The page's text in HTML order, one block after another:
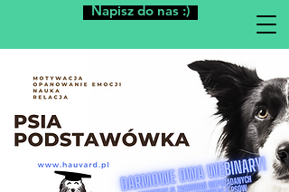
Napisz do nas :)